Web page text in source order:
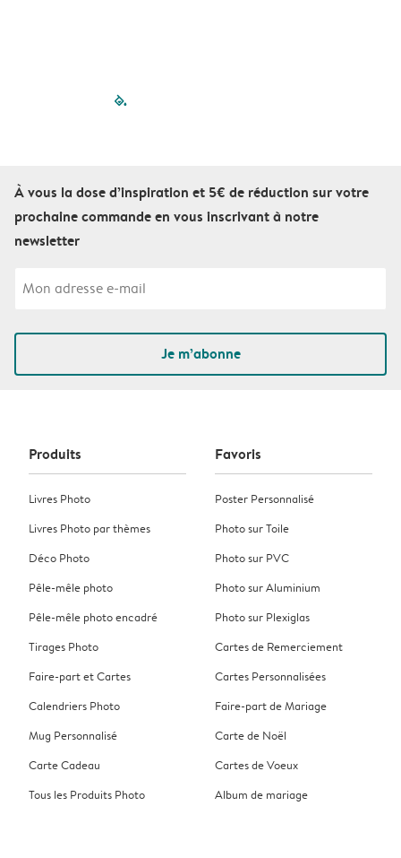
filled-pagination
À vous la dose d’inspiration et 5€ de réduction sur votre
prochaine commande en vous inscrivant à notre
newsletter
Je m’abonne
Produits
Livres Photo
Livres Photo par thèmes
Déco Photo
Pêle-mêle photo
Pêle-mêle photo encadré
Tirages Photo
Faire-part et Cartes
Calendriers Photo
Mug Personnalisé
Carte Cadeau
Tous les Produits Photo
Favoris
Poster Personnalisé
Photo sur Toile
Photo sur PVC
Photo sur Aluminium
Photo sur Plexiglas
Cartes de Remerciement
Cartes Personnalisées
Faire-part de Mariage
Carte de Noël
Cartes de Voeux
Album de mariage